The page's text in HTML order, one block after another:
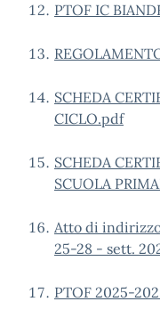
PTOF IC
SCHEDA
CICLO.pdf
SCHEDA
SCUOLA
Atto di
25-28 - sett.
PTOF 2025-